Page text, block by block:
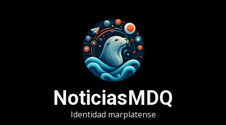
NoticiasMDQ
Identidad marplatense